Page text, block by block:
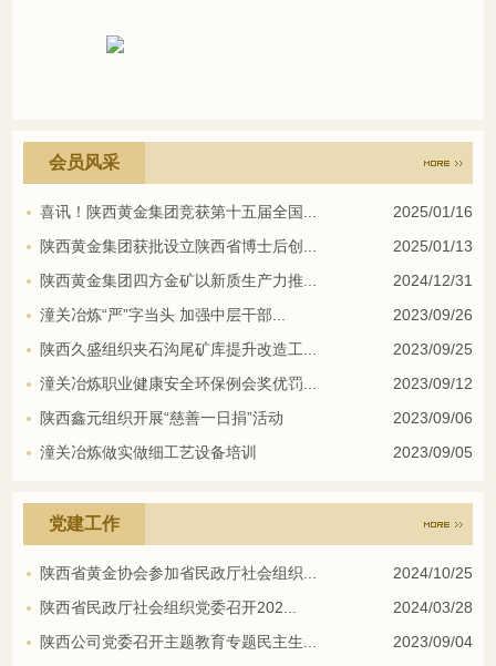
会员风采
喜讯！陕西黄金集团竞获第十五届全国...
2025/01/16
陕西黄金集团获批设立陕西省博士后创...
2025/01/13
陕西黄金集团四方金矿以新质生产力推...
2024/12/31
潼关冶炼“严”字当头 加强中层干部...
2023/09/26
陕西久盛组织夹石沟尾矿库提升改造工...
2023/09/25
潼关冶炼职业健康安全环保例会奖优罚...
2023/09/12
陕西鑫元组织开展“慈善一日捐”活动
2023/09/06
潼关冶炼做实做细工艺设备培训
2023/09/05
党建工作
陕西省黄金协会参加省民政厅社会组织...
2024/10/25
陕西省民政厅社会组织党委召开202...
2024/03/28
陕西公司党委召开主题教育专题民主生...
2023/09/04